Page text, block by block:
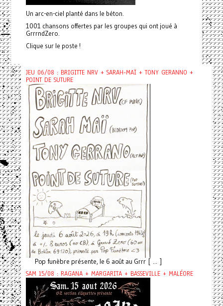
Un arc-en-ciel planté dans le béton.
1001 chansons offertes par les groupes qui ont joué à
GrrrndZero.
Clique sur le poste !
JEU 06/08 : BRIGITTE NRV + SARAH-MAÏ + TONY GERANNO +
POINT DE SUTURE
Pop funèbre présente, le 6 août au Grrr [ ... ]
SAM 15/08 : RAGANA + MARGARITA + BASSEVILLE + MALÉORE